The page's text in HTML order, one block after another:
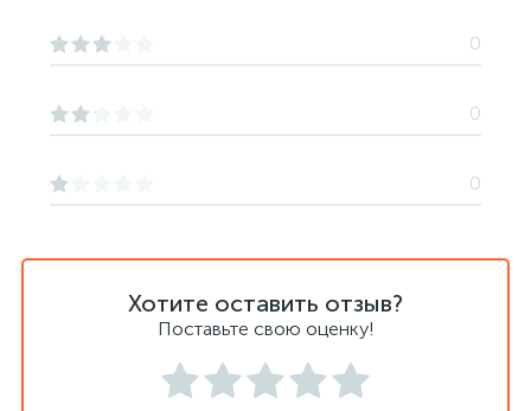
Хотите оставить отзыв?
Поставьте свою оценку!
0
0
0